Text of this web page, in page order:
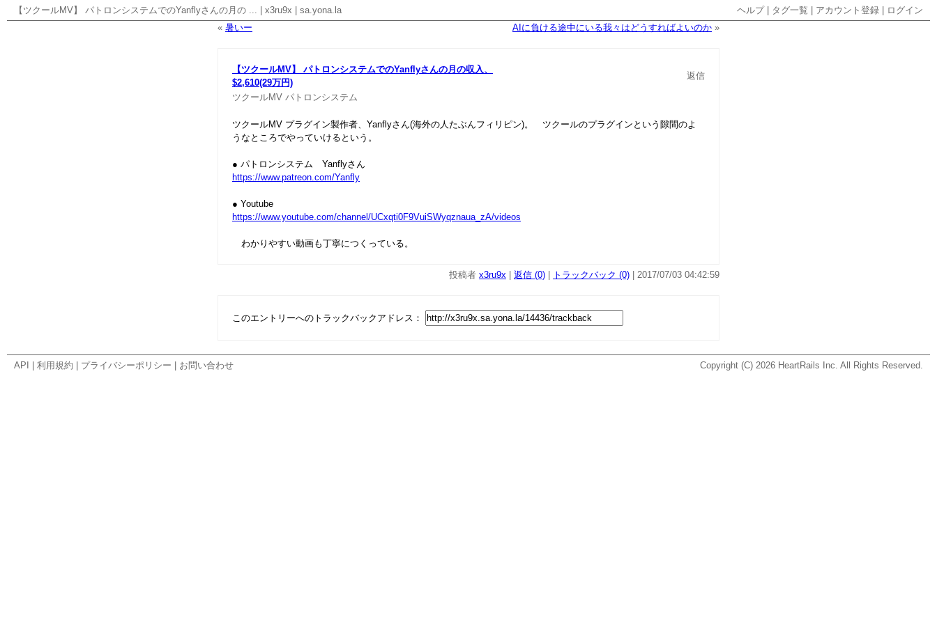
【ツクールMV】 パトロンシステムでのYanflyさんの月の ... x3ru9x sa.yona.la ヘルプ| タグ一覧 アカウント登録
ログイン
« 暑いー AIに負ける途中にいる我々はどうすればよいのか »
【ツクールMV】 パトロンシステムでのYanflyさんの月の収入、
$2,610(29万円)
返信
ツクールMV パトロンシステム
ツクールMV プラグイン製作者、Yanflyさん(海外の人たぶんフィリピン)。 ツクールのプラグインという隙間のよ
うなところでやっていけるという。
● パトロンシステム Yanflyさん
https://www.patreon.com/Yanfly
● Youtube
https://www.youtube.com/channel/UCxqti0F9VuiSWyqznaua_zA/videos
わかりやすい動画も丁寧につくっている。
投稿者 x3ru9x 返信 (0) トラックバック (0) | 2017/07/03 04:42:59
このエントリーへのトラックバックアドレス：
API 利用規約 プライバシーポリシー お問い合わせ Copyright (C) 2026 HeartRails Inc. All Rights Reserved.